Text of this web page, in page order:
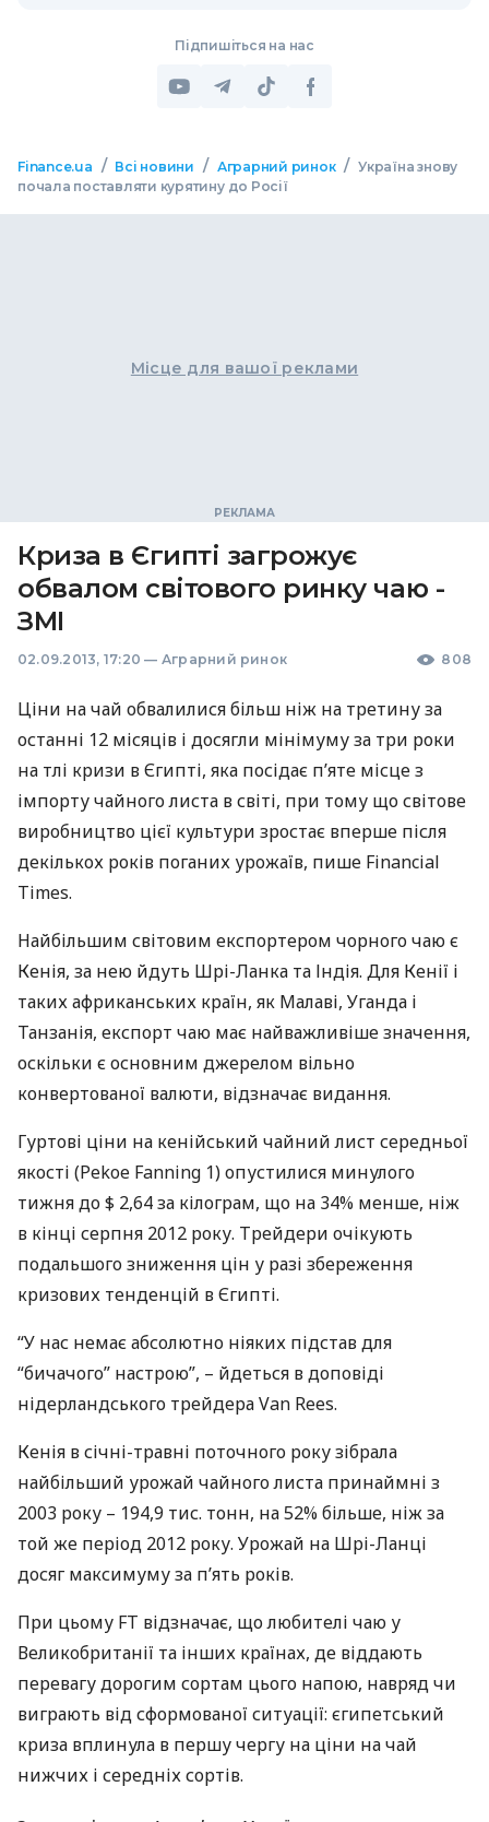
Підпишіться на нас
Finance.ua / Всі новини / Аграрний ринок / Україна знову
почала поставляти курятину до Росії
Місце для вашої реклами
Криза в Єгипті загрожує
обвалом світового ринку чаю -
ЗМІ
02.09.2013, 17:20 — Аграрний ринок 808
Ціни на чай обвалилися більш ніж на третину за
останні 12 місяців і досягли мінімуму за три роки
на тлі кризи в Єгипті, яка посідає п’яте місце з
імпорту чайного листа в світі, при тому що світове
виробництво цієї культури зростає вперше після
декількох років поганих урожаїв, пише Financial
Times.
Найбільшим світовим експортером чорного чаю є
Кенія, за нею йдуть Шрі-Ланка та Індія. Для Кенії і
таких африканських країн, як Малаві, Уганда і
Танзанія, експорт чаю має найважливіше значення,
оскільки є основним джерелом вільно
конвертованої валюти, відзначає видання.
Гуртові ціни на кенійський чайний лист середньої
якості (Pekoe Fanning 1) опустилися минулого
тижня до $ 2,64 за кілограм, що на 34% менше, ніж
в кінці серпня 2012 року. Трейдери очікують
подальшого зниження цін у разі збереження
кризових тенденцій в Єгипті.
“У нас немає абсолютно ніяких підстав для
“бичачого” настрою”, – йдеться в доповіді
нідерландського трейдера Van Rees.
Кенія в січні-травні поточного року зібрала
найбільший урожай чайного листа принаймні з
2003 року – 194,9 тис. тонн, на 52% більше, ніж за
той же період 2012 року. Урожай на Шрі-Ланці
досяг максимуму за п’ять років.
При цьому FT відзначає, що любителі чаю у
Великобританії та інших країнах, де віддають
перевагу дорогим сортам цього напою, навряд чи
виграють від сформованої ситуації: єгипетський
криза вплинула в першу чергу на ціни на чай
нижчих і середніх сортів.